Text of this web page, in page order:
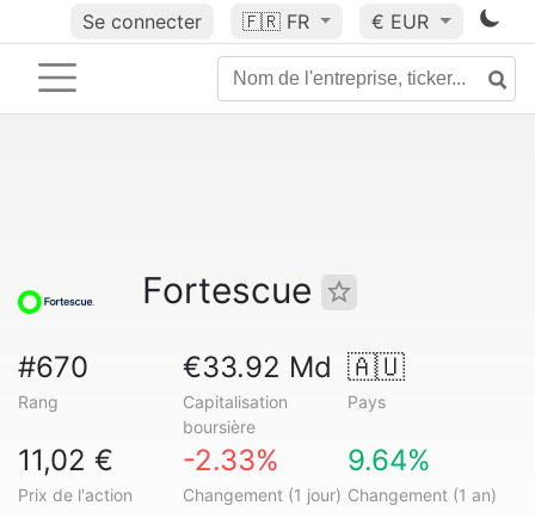
Se connecter 🇫🇷 FR € EUR
Fortescue
#670
Rang
€33.92 Md
Capitalisation
boursière
🇦🇺
Pays
11,02 €
Prix de l'action
-2.33%
Changement (1 jour)
9.64%
Changement (1 an)